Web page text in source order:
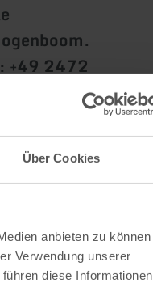
Über Cookies
anbieten zu können
Verwendung unserer
diese Informationen
+49 2472